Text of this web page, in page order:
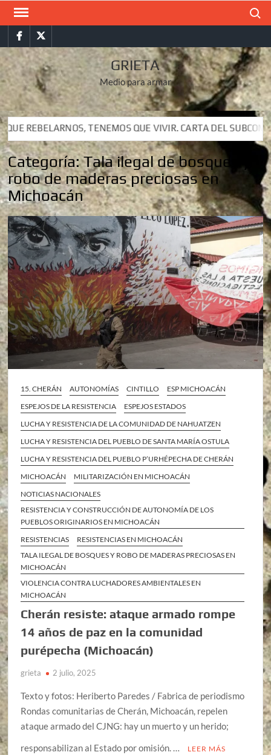
Saltar
contenidoFacebookTwitter
GRIETA
Medio para armar
VIVIR. CARTA DEL SUBCOMANDANTE INSURGENTE MOISÉS
VIVIR. CARTA DEL SUBCOMANDANTE INSURGENTE MOISÉS
Categoría:Tala ilegal de bosques y
robo de maderas preciosas en
Michoacán
15. CHERÁN AUTONOMÍAS CINTILLO
ESP MICHOACÁN
ESPEJOS DE LA RESISTENCIA
ESPEJOS ESTADOS
LUCHA Y RESISTENCIA DE LA COMUNIDAD DE NAHUATZEN
LUCHA Y RESISTENCIA DEL PUEBLO DE SANTA MARÍA OSTULA
LUCHA Y RESISTENCIA DEL PUEBLO P’URHÉPECHA DE CHERÁN
MICHOACÁN
MILITARIZACIÓN EN MICHOACÁN
NOTICIAS NACIONALES
RESISTENCIA Y CONSTRUCCIÓN DE AUTONOMÍA DE LOS
PUEBLOS ORIGINARIOS EN MICHOACÁN
RESISTENCIAS
RESISTENCIAS EN MICHOACÁN
TALA ILEGAL DE BOSQUES Y ROBO DE MADERAS PRECIOSAS EN
MICHOACÁN
VIOLENCIA CONTRA LUCHADORES AMBIENTALES EN
MICHOACÁN
Cherán resiste: ataque armado rompe
14 años de paz en la comunidad
purépecha (Michoacán)
grieta 2 julio, 2025
Texto y fotos: Heriberto Paredes / Fabrica de periodismo
Rondas comunitarias de Cherán, Michoacán, repelen
ataque armado del CJNG: hay un muerto y un herido;
responsabilizan al Estado por omisión. …
LEER MÁS